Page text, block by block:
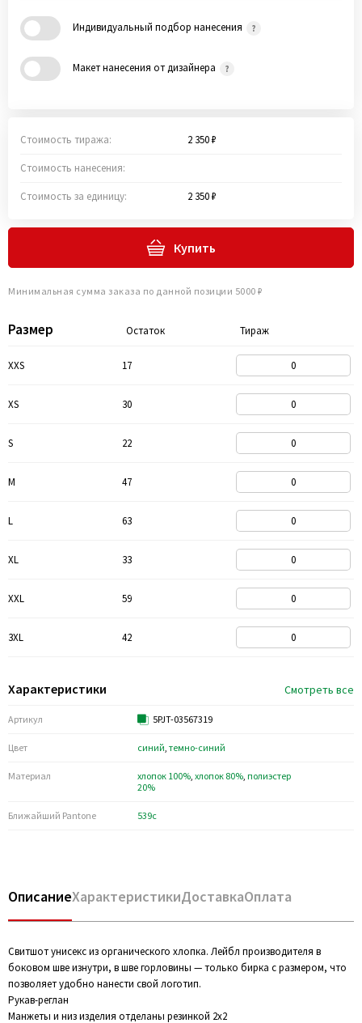
Размер Остаток Тираж
XXS 17
XS 30
S 22
M 47
L 63
XL 33
XXL 59
3XL 42
Характеристики Смотреть все
Артикул 5PJT-03567319
Цвет синий, темно-синий
Материал хлопок 100%, хлопок 80%, полиэстер
20%
Ближайший Pantone 539c
Индивидуальный подбор нанесения
Макет нанесения от дизайнера
Стоимость тиража: 2 350 ₽
Стоимость нанесения:
Стоимость за единицу: 2 350 ₽
Купить
Минимальная сумма заказа по данной позиции 5000 ₽
ОписаниеХарактеристикиДоставкаОплата
Свитшот унисекс из органического хлопка. Лейбл производителя в
боковом шве изнутри, в шве горловины — только бирка с размером, что
позволяет удобно нанести свой логотип.
Рукав-реглан
Манжеты и низ изделия отделаны резинкой 2х2